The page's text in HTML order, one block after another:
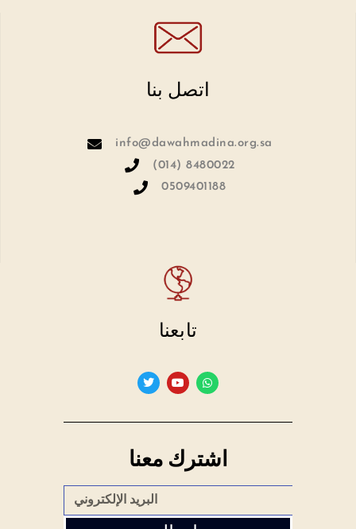
اتصل بنا
info@dawahmadina.org.sa
(014) 8480022
0509401188
تابعنا
اشترك معنا